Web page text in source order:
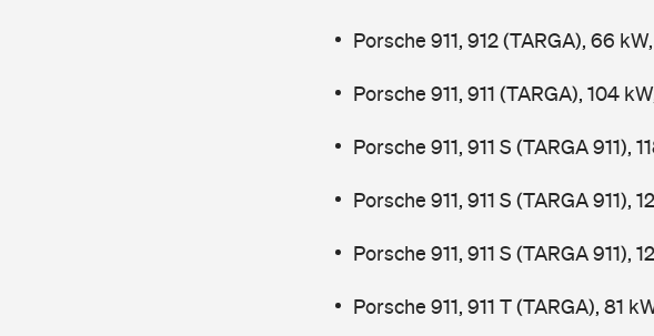
Porsche 911, 912 (TARGA), 66
Porsche 911, 911 (TARGA), 104
Porsche 911, 911 S (TARGA 911),
Porsche 911, 911 S (TARGA 911),
Porsche 911, 911 S (TARGA 911),
Porsche 911, 911 T (TARGA), 81